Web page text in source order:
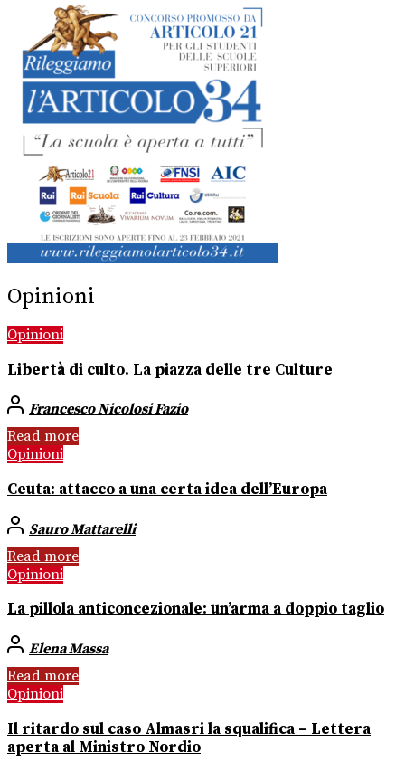
Opinioni
Opinioni
Libertà di culto. La piazza delle tre Culture
Francesco Nicolosi Fazio
Read more
Opinioni
Ceuta: attacco a una certa idea dell’Europa
Sauro Mattarelli
Read more
Opinioni
La pillola anticoncezionale: un’arma a doppio taglio
Elena Massa
Read more
Opinioni
Il ritardo sul caso Almasri la squalifica – Lettera
aperta al Ministro Nordio